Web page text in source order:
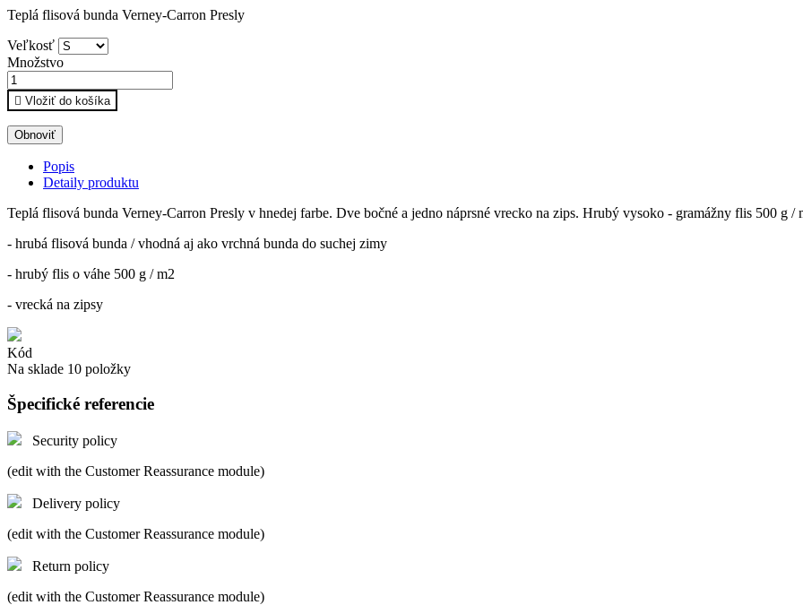
Teplá flisová bunda Verney-Carron Presly
Veľkosť
Množstvo
 Vložiť do košíka
Popis
Detaily produktu
Teplá flisová bunda Verney-Carron Presly v hnedej farbe. Dve bočné a jedno náprsné vrecko na zips. Hrubý vysoko - gramážny flis 500 g /
- hrubá flisová bunda / vhodná aj ako vrchná bunda do suchej zimy
- hrubý flis o váhe 500 g / m2
- vrecká na zipsy
Kód
Na sklade 10 položky
Špecifické referencie
Security policy
(edit with the Customer Reassurance module)
Delivery policy
(edit with the Customer Reassurance module)
Return policy
(edit with the Customer Reassurance module)